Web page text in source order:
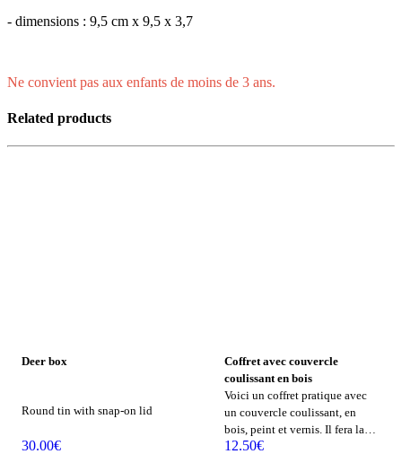
- dimensions : 9,5 cm x 9,5 x 3,7
Ne convient pas aux enfants de moins de 3 ans.
Related products
Deer box
Round tin with snap-on lid
30.00€
Coffret avec couvercle
coulissant en bois
Voici un coffret pratique avec
un couvercle coulissant, en
bois, peint et vernis. Il fera la
joie des petits et grands.
12.50€